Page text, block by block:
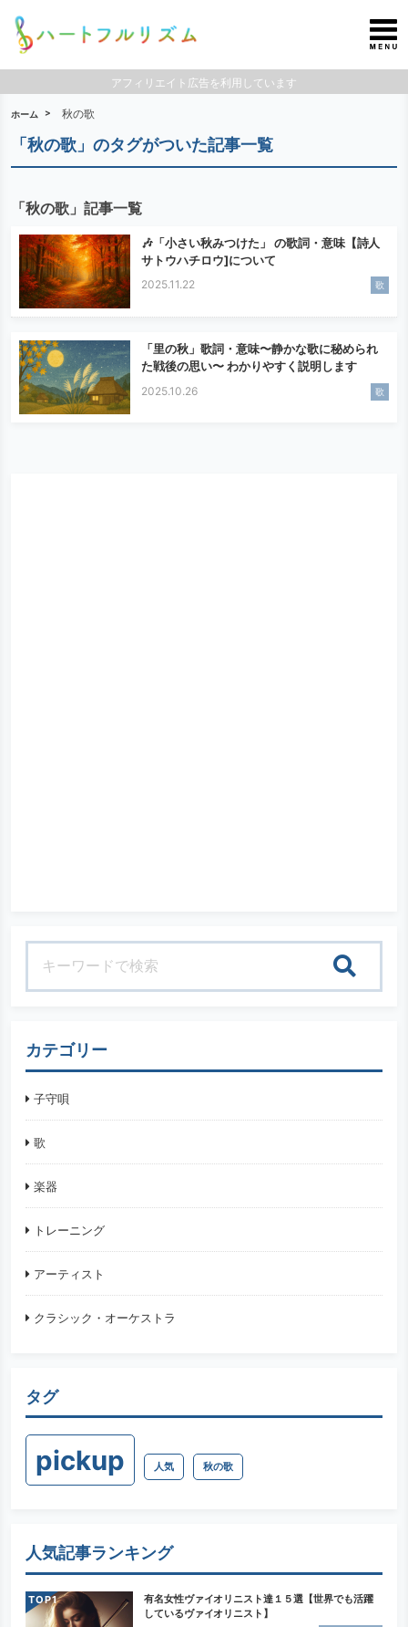
アフィリエイト広告を利用しています
ホーム 秋の歌
「秋の歌」のタグがついた記事一覧
「秋の歌」記事一覧
🎶「小さい秋みつけた」 の歌詞・意味【詩人
サトウハチロウ]について
2025.11.22 歌
「里の秋」歌詞・意味〜静かな歌に秘められ
た戦後の思い〜 わかりやすく説明します
2025.10.26 歌
カテゴリー
子守唄
歌
楽器
トレーニング
アーティスト
クラシック・オーケストラ
タグ
pickup 人気 秋の歌
人気記事ランキング
TOP
有名女性ヴァイオリニスト達１５選【世界でも活躍
しているヴァイオリニスト】